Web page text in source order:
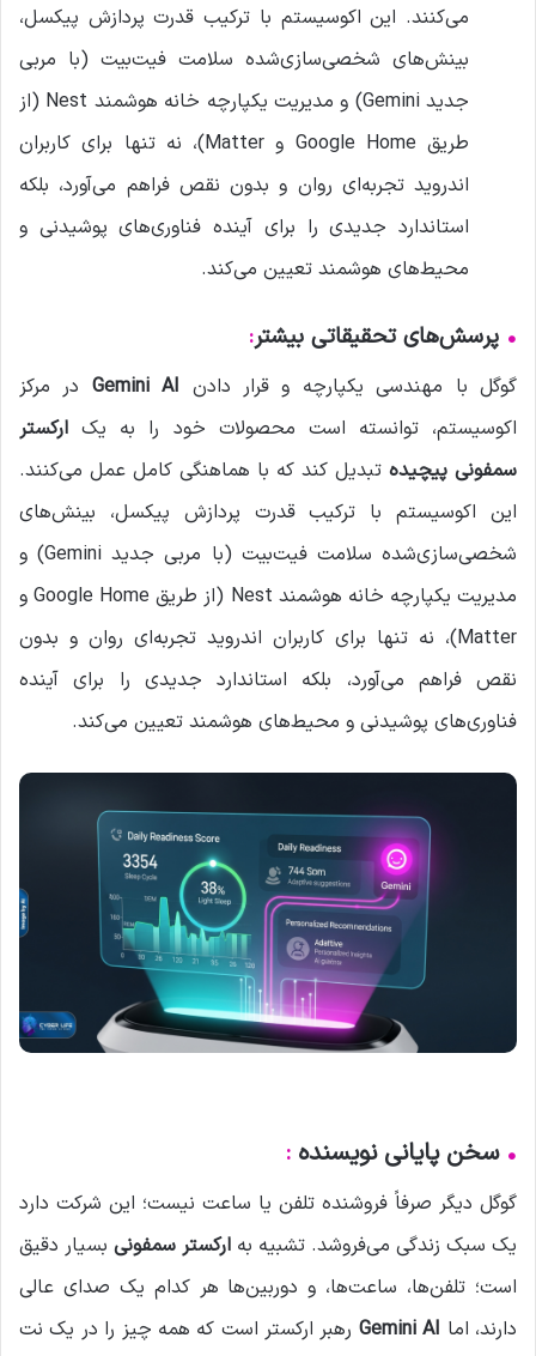
می‌کنند. این اکوسیستم با ترکیب قدرت پردازش پیکسل،
بینش‌های شخصی‌سازی‌شده سلامت فیت‌بیت (با مربی
جدید Gemini) و مدیریت یکپارچه خانه هوشمند Nest (از
طریق Google Home و Matter)، نه تنها برای کاربران
اندروید تجربه‌ای روان و بدون نقص فراهم می‌آورد، بلکه
استاندارد جدیدی را برای آینده فناوری‌های پوشیدنی و
محیط‌های هوشمند تعیین می‌کند.
• پرسش‌های تحقیقاتی بیشتر:
گوگل با مهندسی یکپارچه و قرار دادن Gemini AI در مرکز
اکوسیستم، توانسته است محصولات خود را به یک ارکستر
سمفونی پیچیده تبدیل کند که با هماهنگی کامل عمل می‌کنند.
این اکوسیستم با ترکیب قدرت پردازش پیکسل، بینش‌های
شخصی‌سازی‌شده سلامت فیت‌بیت (با مربی جدید Gemini) و
مدیریت یکپارچه خانه هوشمند Nest (از طریق Google Home و
Matter)، نه تنها برای کاربران اندروید تجربه‌ای روان و بدون
نقص فراهم می‌آورد، بلکه استاندارد جدیدی را برای آینده
فناوری‌های پوشیدنی و محیط‌های هوشمند تعیین می‌کند.
•سخن پایانی نویسنده :
گوگل دیگر صرفاً فروشنده تلفن یا ساعت نیست؛ این شرکت دارد
یک سبک زندگی می‌فروشد. تشبیه به ارکستر سمفونی بسیار دقیق
است؛ تلفن‌ها، ساعت‌ها، و دوربین‌ها هر کدام یک صدای عالی
دارند، اما Gemini AI رهبر ارکستر است که همه چیز را در یک نت